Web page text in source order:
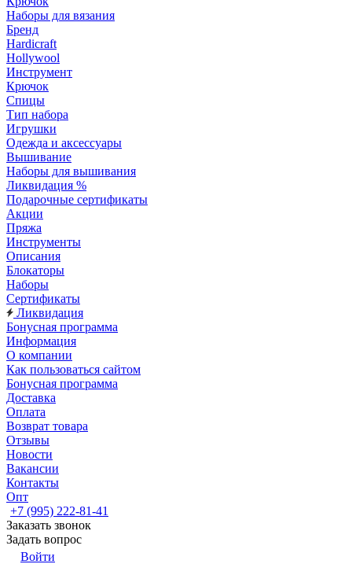
Наборы для вязания
Бренд
Hardicraft
Hollywool
Инструмент
Крючок
Спицы
Тип набора
Игрушки
Одежда и аксессуары
Вышивание
Наборы для вышивания
Ликвидация %
Подарочные сертификаты
Акции
Пряжа
Инструменты
Описания
Блокаторы
Наборы
Сертификаты
Ликвидация
Бонусная программа
Информация
О компании
Как пользоваться сайтом
Бонусная программа
Доставка
Оплата
Возврат товара
Отзывы
Новости
Вакансии
Контакты
Опт
+7 (995) 222-81-41
Заказать звонок
Задать вопрос
Войти